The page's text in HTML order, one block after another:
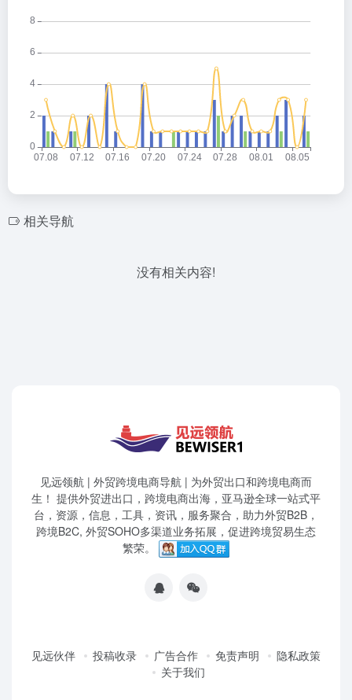
相关导航
没有相关内容!
见远领航 | 外贸跨境电商导航 | 为外贸出口和跨境电商而
生！ 提供外贸进出口，跨境电商出海，亚马逊全球一站式平
台，资源，信息，工具，资讯，服务聚合，助力外贸B2B，
跨境B2C, 外贸SOHO多渠道业务拓展，促进跨境贸易生态
繁荣。
见远伙伴 投稿收录 广告合作 免责声明
隐私政策
关于我们